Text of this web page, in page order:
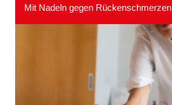
Mit Nadeln gegen Rückenschmerzen